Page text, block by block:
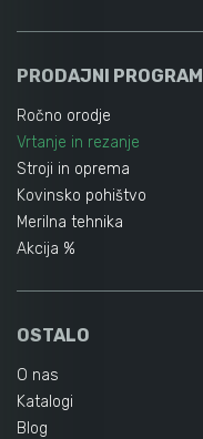
PRODAJNI PROGRAM
Ročno orodje
Vrtanje in rezanje
Stroji in oprema
Kovinsko pohištvo
Merilna tehnika
Akcija %
OSTALO
O nas
Katalogi
Blog